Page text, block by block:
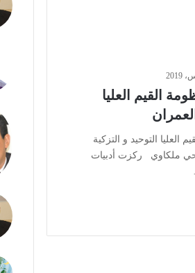
القيم العليا
التوحيد و التزكية
ملكاوي ركزت أدبيات